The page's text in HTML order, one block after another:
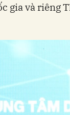
gia và riêng